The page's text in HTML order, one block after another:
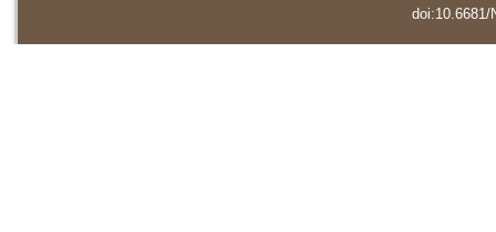
doi:10.6681/